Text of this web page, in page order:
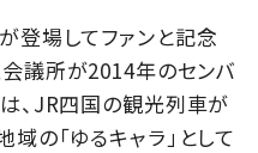
登場してファンと記念
議所が2014年のセンバ
、JR四国の観光列車が
の「ゆるキャラ」として